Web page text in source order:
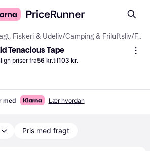
Fiskeri & Udeliv/Camping & Friluftsliv/ Friluftsudstyr
Tenacious Tape
priser fra56 kr.til103 kr.
med Lær hvordan
Pris med fragt